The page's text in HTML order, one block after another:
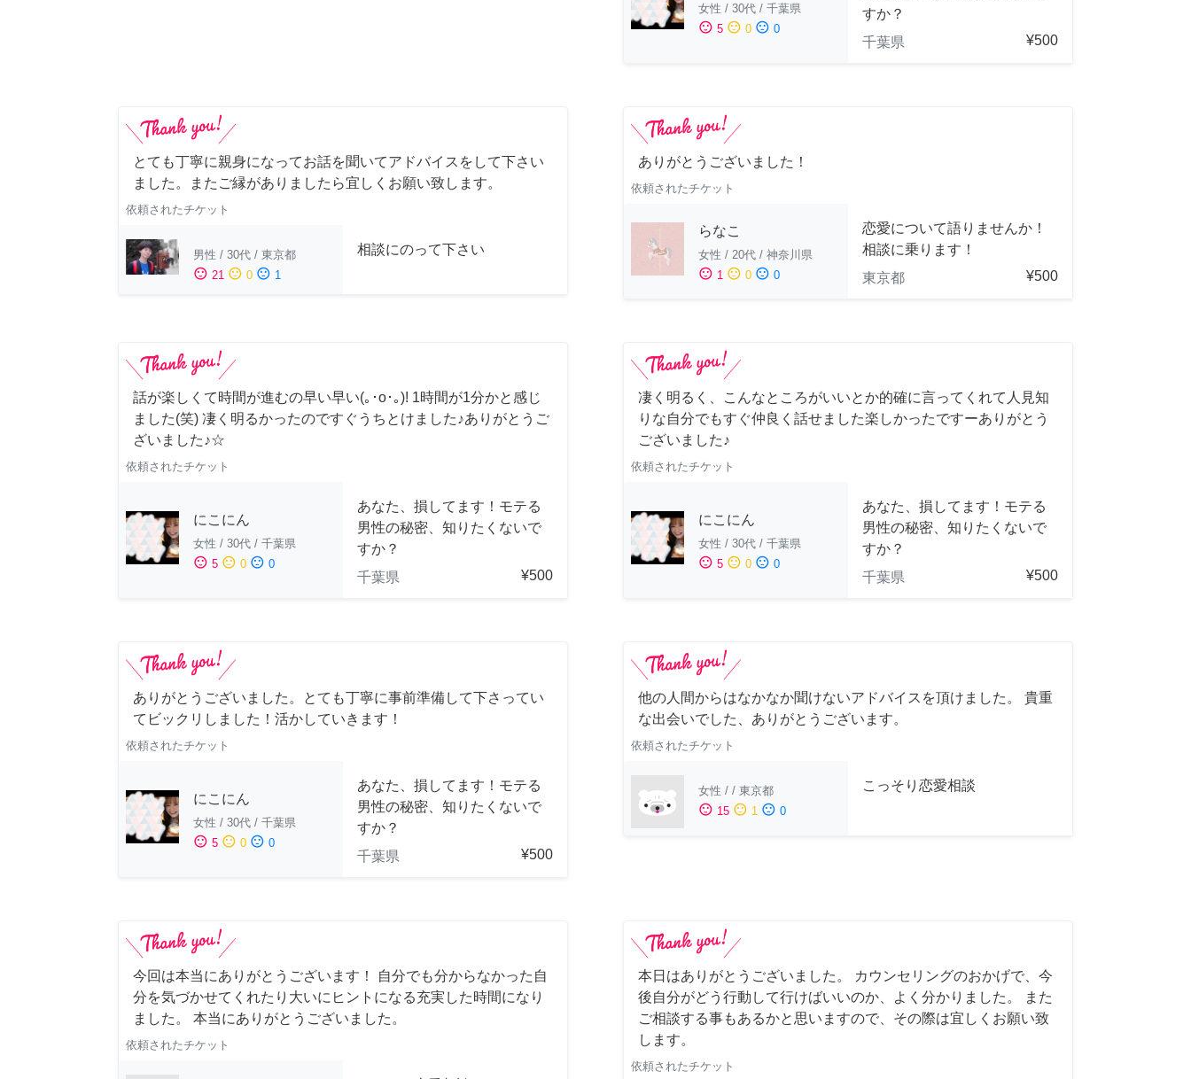
女性 / 30代 / 千葉県
sentiment_satisfied 5 sentiment_neutral 0 sentiment_dissatisfied 0
すか？
千葉県
¥500
とても丁寧に親身になってお話を聞いてアドバイスをして下さい
ました。またご縁がありましたら宜しくお願い致します。
依頼されたチケット
男性 / 30代 / 東京都
sentiment_satisfied 21 sentiment_neutral 0 sentiment_dissatisfied 1
相談にのって下さい
ありがとうございました！
依頼されたチケット
らなこ
女性 / 20代 / 神奈川県
sentiment_satisfied 1 sentiment_neutral 0 sentiment_dissatisfied 0
恋愛について語りませんか！
相談に乗ります！
東京都
¥500
話が楽しくて時間が進むの早い早い(｡･о･｡)! 1時間が1分かと感じ
ました(笑) 凄く明るかったのですぐうちとけました♪ありがとうご
ざいました♪☆
依頼されたチケット
にこにん
女性 / 30代 / 千葉県
sentiment_satisfied 5 sentiment_neutral 0 sentiment_dissatisfied 0
あなた、損してます！モテる
男性の秘密、知りたくないで
すか？
千葉県
¥500
凄く明るく、こんなところがいいとか的確に言ってくれて人見知
りな自分でもすぐ仲良く話せました楽しかったですーありがとう
ございました♪
依頼されたチケット
にこにん
女性 / 30代 / 千葉県
sentiment_satisfied 5 sentiment_neutral 0 sentiment_dissatisfied 0
あなた、損してます！モテる
男性の秘密、知りたくないで
すか？
千葉県
¥500
ありがとうございました。とても丁寧に事前準備して下さってい
てビックリしました！活かしていきます！
依頼されたチケット
にこにん
女性 / 30代 / 千葉県
sentiment_satisfied 5 sentiment_neutral 0 sentiment_dissatisfied 0
あなた、損してます！モテる
男性の秘密、知りたくないで
すか？
千葉県
¥500
他の人間からはなかなか聞けないアドバイスを頂けました。 貴重
な出会いでした、ありがとうございます。
依頼されたチケット
女性 / / 東京都
sentiment_satisfied 15 sentiment_neutral 1 sentiment_dissatisfied 0
こっそり恋愛相談
今回は本当にありがとうございます！ 自分でも分からなかった自
分を気づかせてくれたり大いにヒントになる充実した時間になり
ました。 本当にありがとうございました。
依頼されたチケット
本日はありがとうございました。 カウンセリングのおかげで、今
後自分がどう行動して行けばいいのか、よく分かりました。 また
ご相談する事もあるかと思いますので、その際は宜しくお願い致
します。
依頼されたチケット